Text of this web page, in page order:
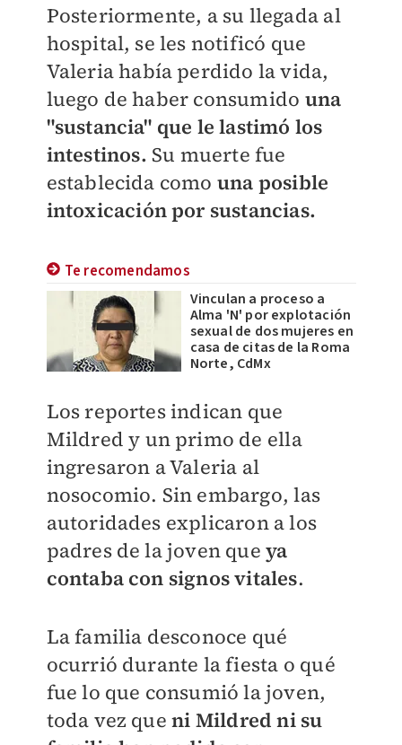
Posteriormente, a su llegada al
hospital, se les notificó que
Valeria había perdido la vida,
luego de haber consumido una
"sustancia" que le lastimó los
intestinos. Su muerte fue
establecida como una posible
intoxicación por sustancias.
Te recomendamos
Vinculan a proceso a
Alma 'N' por explotación
sexual de dos mujeres en
casa de citas de la Roma
Norte, CdMx
Los reportes indican que
Mildred y un primo de ella
ingresaron a Valeria al
nosocomio. Sin embargo, las
autoridades explicaron a los
padres de la joven que ya
contaba con signos vitales.
La familia desconoce qué
ocurrió durante la fiesta o qué
fue lo que consumió la joven,
toda vez queni Mildred ni su